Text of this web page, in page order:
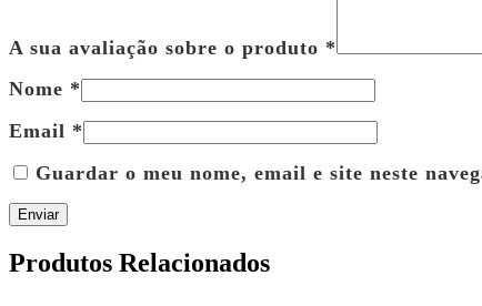
A sua avaliação sobre o produto *
Nome *
Email *
Guardar o meu nome, email e site neste
Produtos Relacionados